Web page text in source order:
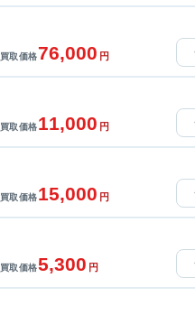
買取価格76,000 円
買取価格11,000 円
買取価格15,000 円
買取価格5,300 円